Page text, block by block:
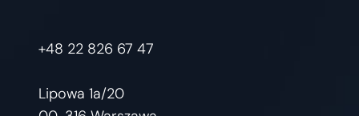
+48 22 826 67 47
Lipowa 1a/20